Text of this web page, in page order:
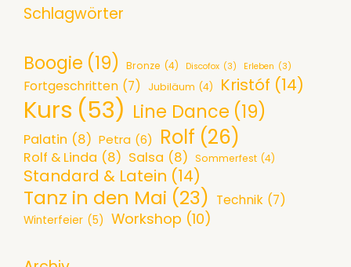
Schlagwörter
Boogie (19) Bronze (4) Discofox (3) Erleben (3)
Fortgeschritten (7) Jubiläum (4) Kristóf (14)
Kurs (53) Line Dance (19)
Palatin (8) Petra (6) Rolf (26)
Rolf & Linda (8) Salsa (8) Sommerfest (4)
Standard & Latein (14)
Tanz in den Mai (23) Technik (7)
Winterfeier (5) Workshop (10)